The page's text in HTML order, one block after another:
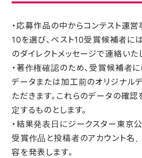
・応募作品の中からコンテスト運
10を選び、ベスト10受賞候補者
のダイレクトメッセージで連絡いた
・著作権確認のため、受賞候補者
データまたは加工前のオリジナル
ただきます。これらのデータの確
定するものとします。
・結果発表日にジークスター東京
受賞作品と投稿者のアカウント名
容を発表します。